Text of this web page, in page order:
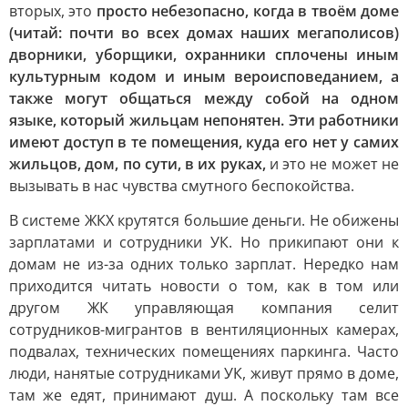
вторых, это просто небезопасно, когда в твоём доме
(читай: почти во всех домах наших мегаполисов)
дворники, уборщики, охранники сплочены иным
культурным кодом и иным вероисповеданием, а
также могут общаться между собой на одном
языке, который жильцам непонятен. Эти работники
имеют доступ в те помещения, куда его нет у самих
жильцов, дом, по сути, в их руках, и это не может не
вызывать в нас чувства смутного беспокойства.
В системе ЖКХ крутятся большие деньги. Не обижены
зарплатами и сотрудники УК. Но прикипают они к
домам не из-за одних только зарплат. Нередко нам
приходится читать новости о том, как в том или
другом ЖК управляющая компания селит
сотрудников-мигрантов в вентиляционных камерах,
подвалах, технических помещениях паркинга. Часто
люди, нанятые сотрудниками УК, живут прямо в доме,
там же едят, принимают душ. А поскольку там все